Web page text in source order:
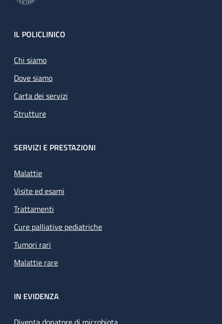
Footer
IL POLICLINICO
Chi siamo
Dove siamo
Carta dei servizi
Strutture
SERVIZI E PRESTAZIONI
Malattie
Visite ed esami
Trattamenti
Cure palliative pediatriche
Tumori rari
Malattie rare
IN EVIDENZA